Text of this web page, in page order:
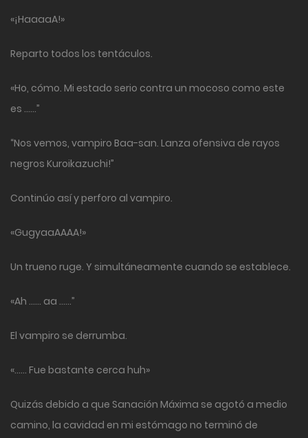
«¡HaaaaA!»
Reparto todos los tentáculos.
«Ho, cómo. Mi estado serio contra un mocoso como este
es ……”
“Nos vemos, vampiro Baa-san. Lanza ofensiva de rayos
negros Kuroikazuchi!”
Continúo así y perforo al vampiro.
«GugyaaAAAA!»
Un trueno ruge. Y simultáneamente cuando se establece.
«Ah …… aa ……”
El vampiro se derrumba.
«…… Fue bastante cerca huh»
Quizás debido a que Sanación Máxima se agotó a medio
camino, la cavidad en mi estómago no terminó de